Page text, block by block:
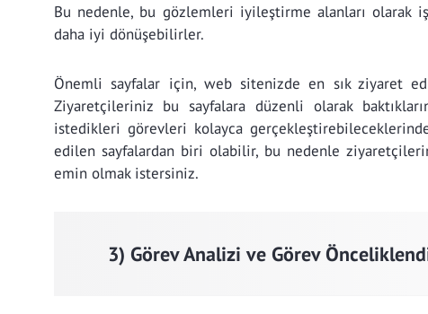
Bu nedenle, bu gözlemleri iyileştirme alanları olarak
daha iyi dönüşebilirler.
Önemli sayfalar için, web sitenizde en sık ziyaret
Ziyaretçileriniz bu sayfalara düzenli olarak
istedikleri görevleri kolayca
edilen sayfalardan biri olabilir, bu nedenle
emin olmak istersiniz.
3) Görev Analizi ve Görev